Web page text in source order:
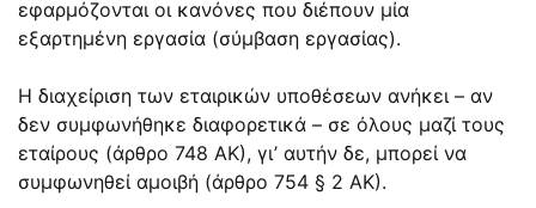
εφαρμόζονται οι κανόνες που διέπουν μία
εξαρτημένη εργασία (σύμβαση εργασίας).
Η διαχείριση των εταιρικών υποθέσεων ανήκει – αν
δεν συμφωνήθηκε διαφορετικά – σε όλους μαζί τους
εταίρους (άρθρο 748 ΑΚ), γι’ αυτήν δε, μπορεί να
συμφωνηθεί αμοιβή (άρθρο 754 § 2 ΑΚ).